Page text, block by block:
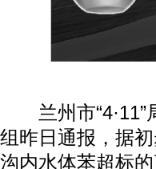
兰州市“4·11”
组昨日通报，据
沟内水体苯超标